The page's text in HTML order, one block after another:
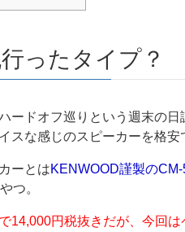
ったタイプ？
ードオフ巡りという週末の
スな感じのスピーカーを格安
ーとはKENWOOD謹製の
つ。
14,000円税抜きだが、今回は